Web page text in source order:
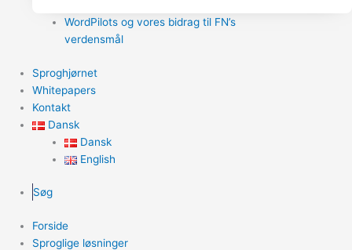
WordPilots og vores bidrag til FN’s
verdensmål
Sproghjørnet
Whitepapers
Kontakt
Dansk
Dansk
English
Søg
Forside
Sproglige løsninger